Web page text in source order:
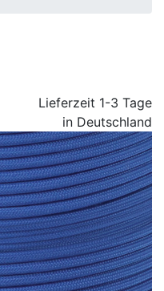
Lieferzeit 1-3 Tage
in Deutschland